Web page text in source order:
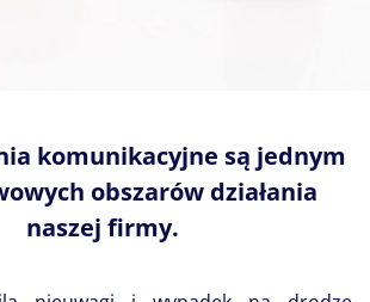
komunikacyjne są jednym
obszarów działania
naszej firmy.